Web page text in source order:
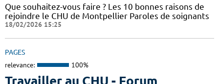
Que souhaitez-vous faire ? Les 10 bonnes raisons de
rejoindre le CHU de Montpellier Paroles de soignants
18/02/2026 15:25
PAGES
relevance: 100%
Travailler au CHU - Forum